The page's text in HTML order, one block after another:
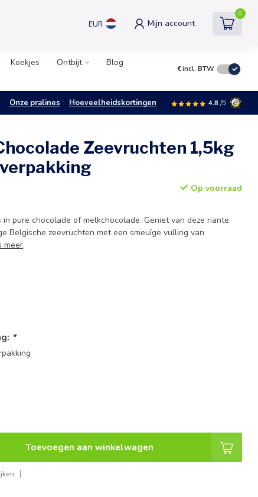
EUR Mijn account
0
Koekjes Ontbijt
Blog
€incl. BTW
Onze pralines Hoeveelheidskortingen 4.8 /5
Zeevruchten 1,5kg
Op voorraad
pure chocolade of melkchocolade. Geniet van deze riante
Belgische zeevruchten met een smeuïge vulling van
meer.
*
Toevoegen aan winkelwagen